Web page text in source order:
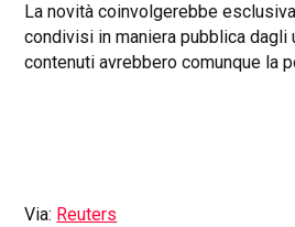
La novità coinvolgerebbe
condivisi in maniera pubblica dagli
contenuti avrebbero comunque la
Via: Reuters